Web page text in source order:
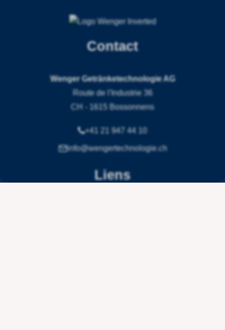
Contact
Wenger Getränketechnologie AG
Route de l'Industrie 36
CH - 1615 Bossonnens
+41 21 947 44 10
info@wengertechnologie.ch
Liens